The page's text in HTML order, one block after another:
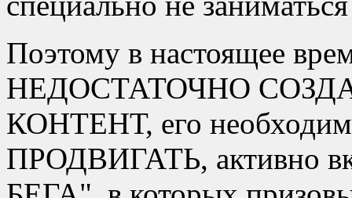
Поэтому в настоящее
НЕДОСТАТОЧНО
КОНТЕНТ, его
ПРОДВИГАТЬ, активно